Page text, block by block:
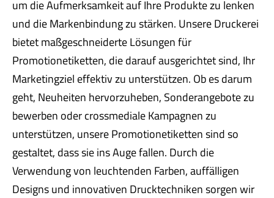
um die Aufmerksamkeit auf Ihre Produkte zu lenken
und die Markenbindung zu stärken. Unsere Druckerei
bietet maßgeschneiderte Lösungen für
Promotionetiketten, die darauf ausgerichtet sind, Ihr
Marketingziel effektiv zu unterstützen. Ob es darum
geht, Neuheiten hervorzuheben, Sonderangebote zu
bewerben oder crossmediale Kampagnen zu
unterstützen, unsere Promotionetiketten sind so
gestaltet, dass sie ins Auge fallen. Durch die
Verwendung von leuchtenden Farben, auffälligen
Designs und innovativen Drucktechniken sorgen wir